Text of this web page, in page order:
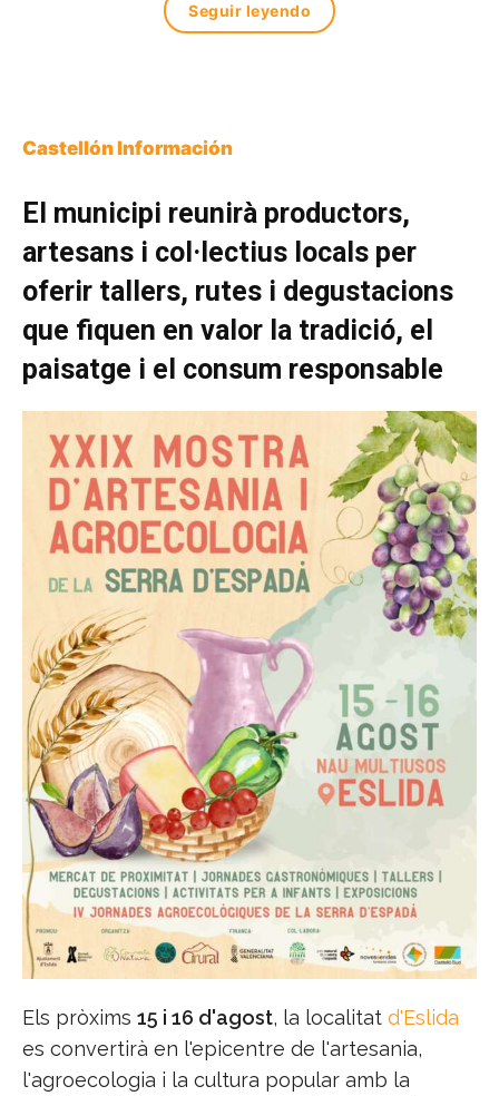
Seguir leyendo
Castellón Información
El municipi reunirà productors,
artesans i col·lectius locals per
oferir tallers, rutes i degustacions
que fiquen en valor la tradició, el
paisatge i el consum responsable
Els pròxims 15 i 16 d'agost, la localitat d'Eslida
es convertirà en l'epicentre de l'artesania,
l'agroecologia i la cultura popular amb la